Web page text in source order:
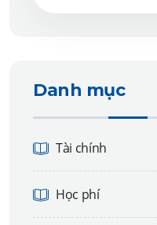
Danh mục
Tài chính
Học phí